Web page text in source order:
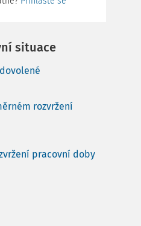
situace
rozvržení
pracovní doby